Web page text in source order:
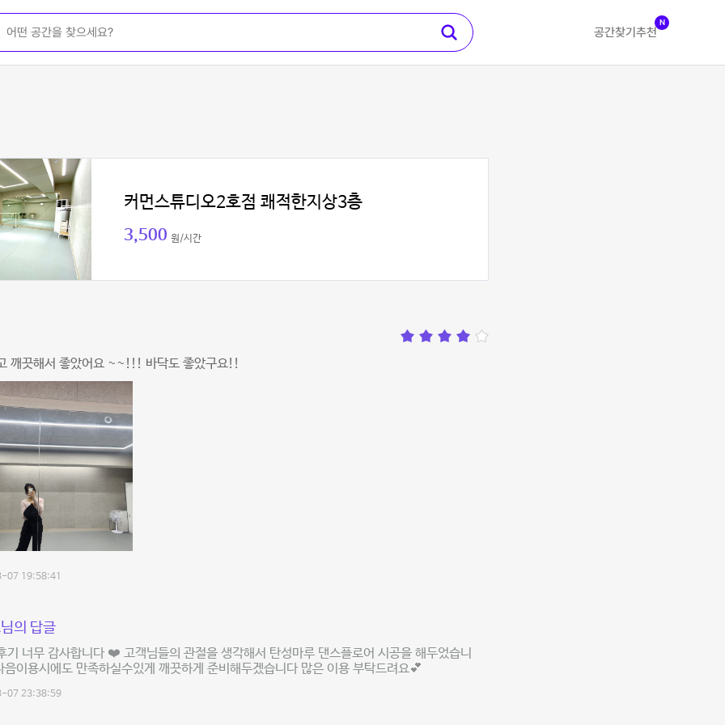
공간찾기 추천
N
커먼스튜디오2호점 쾌적한지상3층
3,500 원/시간
깨끗해서 좋았어요 ~~!!! 바닥도 좋았구요!!
07 19:58:41
의 답글
기 너무 감사합니다 ❤️ 고객님들의 관절을 생각해서 탄성마루 댄스플로어 시공을 해두었습니
이용시에도 만족하실수있게 깨끗하게 준비해두겠습니다 많은 이용 부탁드려요💕
07 23:38:59